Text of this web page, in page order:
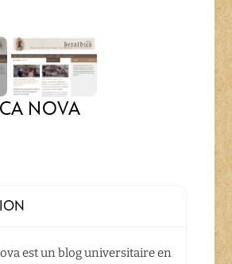
NOVA
est un blog universitaire en